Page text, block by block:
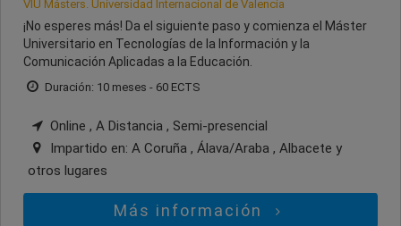
VIU Másters. Universidad Internacional de Valencia
¡No esperes más! Da el siguiente paso y comienza el Máster
Universitario en Tecnologías de la Información y la
Comunicación Aplicadas a la Educación.
Duración: 10 meses - 60 ECTS
Online , A Distancia , Semi-presencial
Impartido en: A Coruña , Álava/Araba , Albacete y
otros lugares
Más información